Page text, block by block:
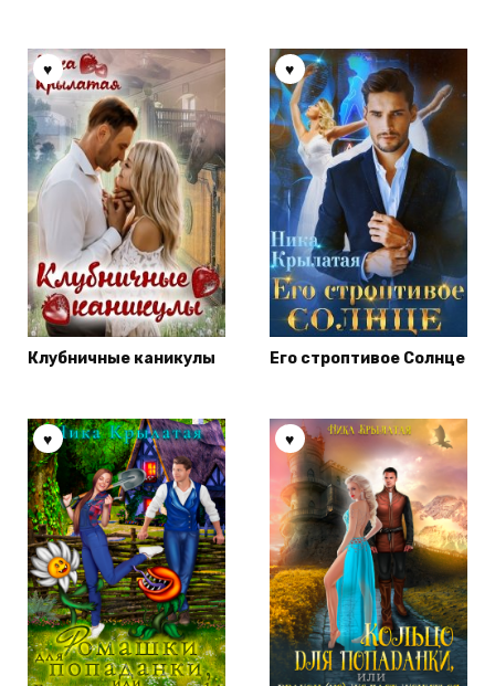
Клубничные каникулы Его строптивое Солнце